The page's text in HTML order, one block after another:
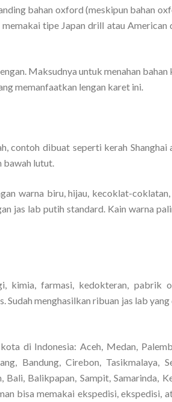
bahan oxford (meskipun bahan
tipe Japan drill atau American
Maksudnya untuk menahan
memanfaatkan lengan karet ini.
contoh dibuat seperti kerah Shanghai
bawah lutut.
warna biru, hijau, kecoklat-
jas lab putih standard. Kain warna
kimia, farmasi, kedokteran, pabrik
menghasilkan ribuan jas lab yang
di Indonesia: Aceh, Medan,
Bandung, Cirebon, Tasikmalaya,
Balikpapan, Sampit, Samarinda,
bisa memakai ekspedisi, ekspedisi,